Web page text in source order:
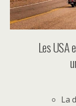
Les USA
La